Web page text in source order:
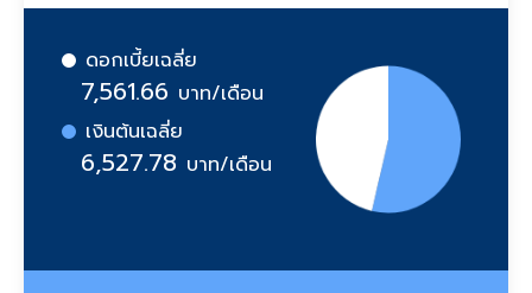
ดอกเบี้ยเฉลี่ย
7,561.66 บาท/เดือน
เงินต้นเฉลี่ย
6,527.78 บาท/เดือน